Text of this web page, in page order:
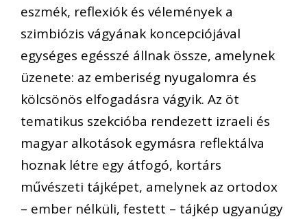
eszmék, reflexiók és vélemények a
szimbiózis vágyának koncepciójával
egységes egésszé állnak össze, amelynek
üzenete: az emberiség nyugalomra és
kölcsönös elfogadásra vágyik. Az öt
tematikus szekcióba rendezett izraeli és
magyar alkotások egymásra reflektálva
hoznak létre egy átfogó, kortárs
művészeti tájképet, amelynek az ortodox
– ember nélküli, festett – tájkép ugyanúgy